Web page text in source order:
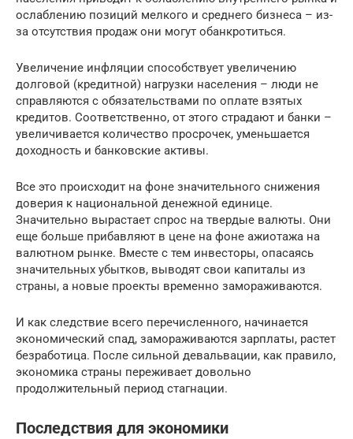
ослаблению позиций мелкого и среднего бизнеса – из-
за отсутствия продаж они могут обанкротиться.
Увеличение инфляции способствует увеличению
долговой (кредитной) нагрузки населения – люди не
справляются с обязательствами по оплате взятых
кредитов. Соответственно, от этого страдают и банки –
увеличивается количество просрочек, уменьшается
доходность и банковские активы.
Все это происходит на фоне значительного снижения
доверия к национальной денежной единице.
Значительно вырастает спрос на твердые валюты. Они
еще больше прибавляют в цене на фоне ажиотажа на
валютном рынке. Вместе с тем инвесторы, опасаясь
значительных убытков, выводят свои капиталы из
страны, а новые проекты временно замораживаются.
И как следствие всего перечисленного, начинается
экономический спад, замораживаются зарплаты, растет
безработица. После сильной девальвации, как правило,
экономика страны переживает довольно
продолжительный период стагнации.
Последствия для экономики